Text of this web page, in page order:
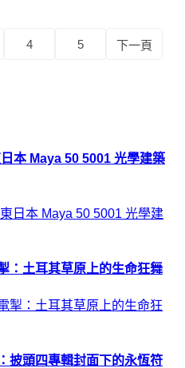
4 5 下一頁
本 Maya 50 5001 光學建築
：土耳其草原上的生命狂舞
披頭四專輯封面下的永恆符